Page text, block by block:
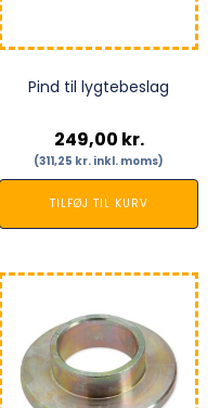
Pind til lygtebeslag
249,00 kr.
(311,25 kr. inkl. moms)
TILFØJ TIL KURV